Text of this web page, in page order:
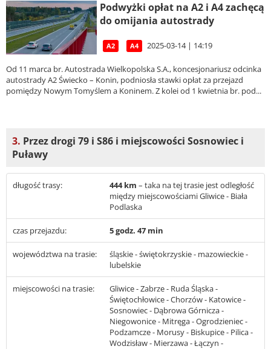
Podwyżki opłat na A2 i A4 zachęcą
do omijania autostrady
A2 A4 2025-03-14 | 14:19
Od 11 marca br. Autostrada Wielkopolska S.A., koncesjonariusz odcinka
autostrady A2 Świecko – Konin, podniosła stawki opłat za przejazd
pomiędzy Nowym Tomyślem a Koninem. Z kolei od 1 kwietnia br. pod...
3. Przez drogi 79 i S86 i miejscowości Sosnowiec i
Puławy
długość trasy: 444 km – taka na tej trasie jest odległość
między miejscowościami Gliwice - Biała
Podlaska
czas przejazdu: 5 godz. 47 min
województwa na trasie:
śląskie - świętokrzyskie - mazowieckie -
lubelskie
miejscowości na trasie:
Gliwice - Zabrze - Ruda Śląska -
Świętochłowice - Chorzów - Katowice -
Sosnowiec - Dąbrowa Górnicza -
Niegowonice - Mitręga - Ogrodzieniec -
Podzamcze - Morusy - Biskupice - Pilica -
Wodzisław - Mierzawa - Łączyn -